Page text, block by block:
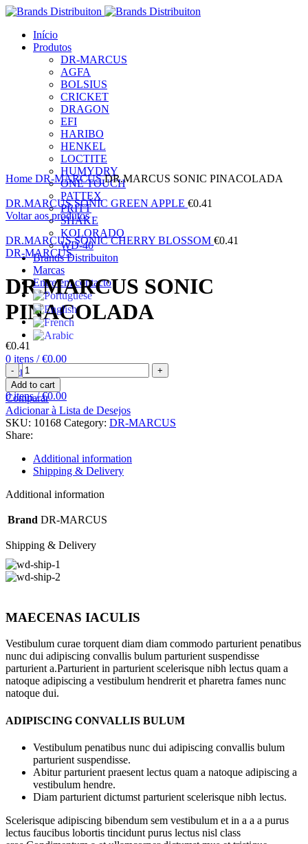
Início
Produtos
DR-MARCUS
AGFA
BOLSIUS
CRICKET
DRAGON
EFI
HARIBO
HENKEL
LOCTITE
HUMYDRY
ONE TOUCH
PATTEX
PRITT
SHAKE
KOLORADO
WD-40
Brands Distribuiton
Marcas
Entre em contacto
0 itens / €0.00
Menu
0itens / €0.00
Clique para ampliar
Home DR-MARCUSDR.MARCUS SONIC PINACOLADA
DR.MARCUS SONIC GREEN APPLE €0.41
Voltar aos produtos
DR.MARCUS SONIC CHERRY BLOSSOM €0.41
DR-MARCUS
DR.MARCUS SONIC
PINACOLADA
€0.41
Add to cart
Comparar
Adicionar à Lista de Desejos
SKU: 10168 Category: DR-MARCUS
Share:
Additional information
Shipping & Delivery
Additional information
Brand DR-MARCUS
Shipping & Delivery
MAECENAS IACULIS
Vestibulum curae torquent diam diam commodo parturient penatibus
nunc dui adipiscing convallis bulum parturient suspendisse
parturient a.Parturient in parturient scelerisque nibh lectus quam a
natoque adipiscing a vestibulum hendrerit et pharetra fames nunc
natoque dui.
ADIPISCING CONVALLIS BULUM
Vestibulum penatibus nunc dui adipiscing convallis bulum
parturient suspendisse.
Abitur parturient praesent lectus quam a natoque adipiscing a
vestibulum hendre.
Diam parturient dictumst parturient scelerisque nibh lectus.
Scelerisque adipiscing bibendum sem vestibulum et in a a a purus
lectus faucibus lobortis tincidunt purus lectus nisl class